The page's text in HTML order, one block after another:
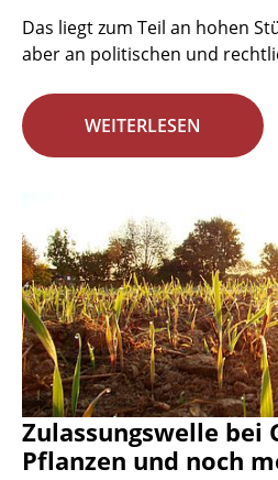
Das liegt zum Teil an hohen
aber an politischen und
WEITERLESEN
Zulassungswelle bei
Pflanzen und noch